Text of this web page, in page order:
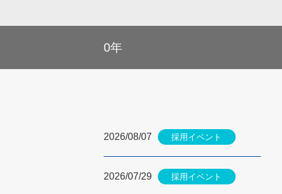
0年
2026/08/07 採用イベント
2026/07/29 採用イベント